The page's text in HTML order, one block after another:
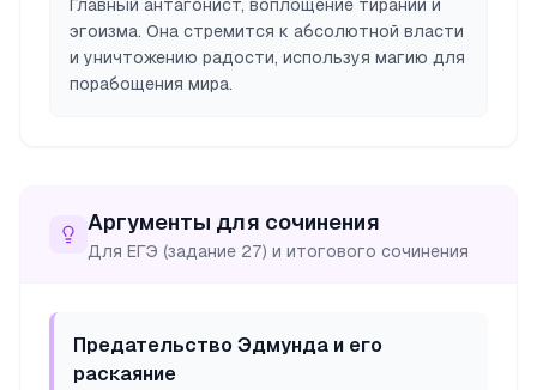
Главный антагонист, воплощение тирании и
эгоизма. Она стремится к абсолютной власти
и уничтожению радости, используя магию для
порабощения мира.
Аргументы для сочинения
Для ЕГЭ (задание 27) и итогового сочинения
Предательство Эдмунда и его
раскаяние